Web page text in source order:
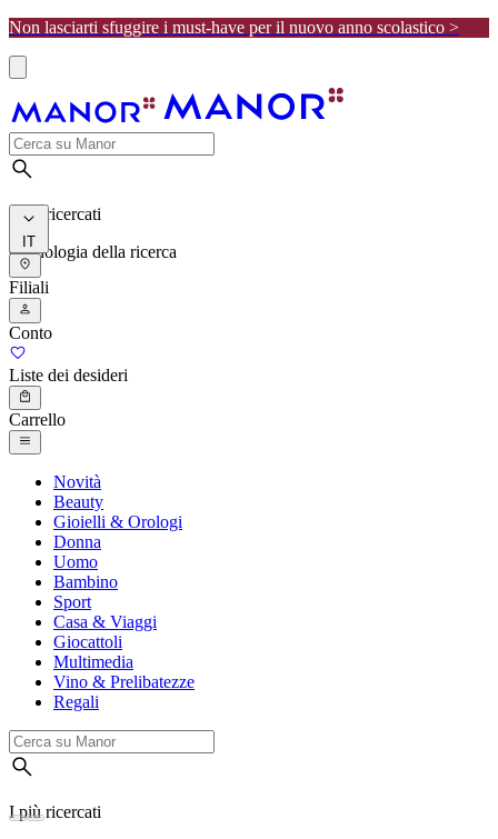
Non lasciarti sfuggire i must-have per il nuovo anno scolastico >
I più ricercati
Cronologia della ricerca
IT
Filiali
Conto
Liste dei desideri
Carrello
Novità
Beauty
Gioielli & Orologi
Donna
Uomo
Bambino
Sport
Casa & Viaggi
Giocattoli
Multimedia
Vino & Prelibatezze
Regali
I più ricercati